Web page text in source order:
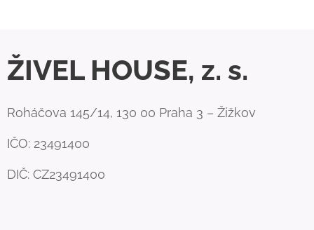
ŽIVEL HOUSE, z. s.
Roháčova 145/14, 130 00 Praha 3 – Žižkov
IČO: 23491400
DIČ: CZ23491400